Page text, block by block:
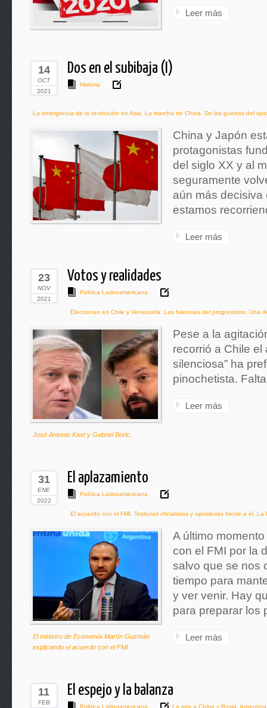
Leer más
14
OCT
2021
Dos en el subibaja (I)
Historia
La emergencia de la revolución en Asia. La marcha de China. De las guerras del
China y Japón
protagonistas
del siglo XX y al
seguramente
aún más decisiva
estamos
Leer más
23
NOV
2021
Votos y realidades
Política Latinoamericana
Elecciones en Chile y Venezuela. Las falencias del progresismo. Una
José Antonio Kast y Gabriel Boric.
Pese a la
recorrió a Chile el
silenciosa” ha
pinochetista.
Leer más
31
ENE
2022
El aplazamiento
Política Latinoamericana
El acuerdo con el FMI. Tesituras oficialistas y opositoras frente a él.
El ministro de Economía Martín Guzmán
explicando el acuerdo con el FMI.
A último
con el FMI por la
salvo que se nos
tiempo para
y ver venir. Hay
para preparar los
Leer más
11
FEB
El espejo y la balanza
Política Latinoamericana La gira a China y Rusia.